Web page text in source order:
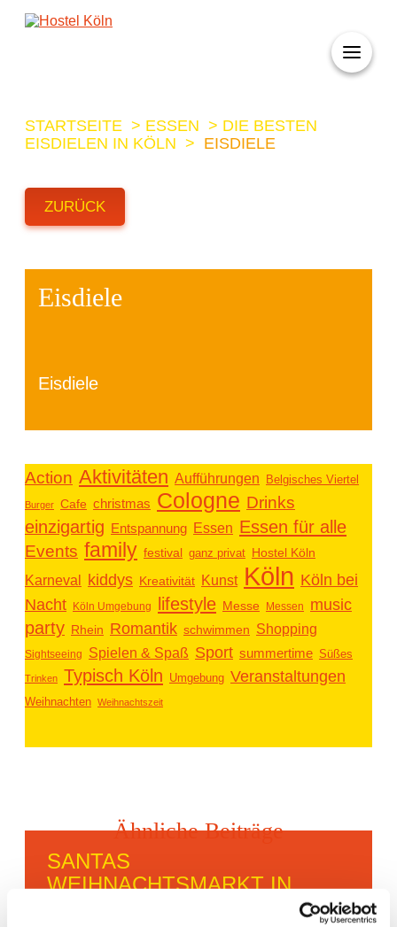
STARTSEITE > ESSEN > DIE BESTEN
EISDIELEN IN KÖLN > EISDIELE
ZURÜCK
Eisdiele
Eisdiele
Action Aktivitäten Aufführungen Belgisches Viertel
Burger Cafe christmas Cologne Drinks
einzigartig Entspannung Essen Essen für alle
Events family festival ganz privat Hostel Köln
Karneval kiddys Kreativität Kunst Köln Köln bei
Nacht
Köln Umgebung lifestyle Messe Messen music
party Rhein Romantik schwimmen Shopping
Sightseeing Spielen & Spaß Sport summertime Süßes
Trinken Typisch Köln Umgebung Veranstaltungen
Weihnachten Weihnachtszeit
Ähnliche Beiträge
SANTAS
WEIHNACHTSMARKT IN